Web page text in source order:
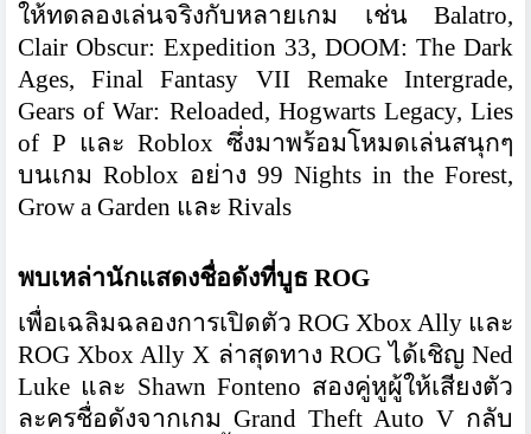
ให้ทดลองเล่นจริงกับหลายเกม เช่น Balatro,
Clair Obscur: Expedition 33, DOOM: The Dark
Ages, Final Fantasy VII Remake Intergrade,
Gears of War: Reloaded, Hogwarts Legacy, Lies
of P และ Roblox ซึ่งมาพร้อมโหมดเล่นสนุกๆ
บนเกม Roblox อย่าง 99 Nights in the Forest,
Grow a Garden และ Rivals
พบเหล่านักแสดงชื่อดังที่บูธ ROG
เพื่อเฉลิมฉลองการเปิดตัว ROG Xbox Ally และ
ROG Xbox Ally X ล่าสุดทาง ROG ได้เชิญ Ned
Luke และ Shawn Fonteno สองคู่หูผู้ให้เสียงตัว
ละครชื่อดังจากเกม Grand Theft Auto V กลับ